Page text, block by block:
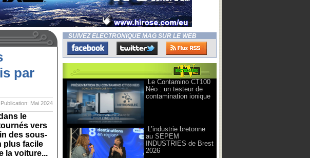
par
Publication: Mai 2024
le
vers
des sous-
plus facile
la voiture...
SUIVEZ ELECTRONIQUE MAG SUR LE WEB
Le Contamino CT100
Néo : un testeur de
contamination ionique
L’industrie bretonne
au SEPEM
INDUSTRIES de Brest
2026